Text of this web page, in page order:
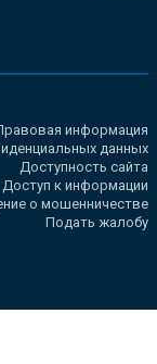
информация
данных
Доступность сайта
Доступ к информации
о мошенничестве
Подать жалобу